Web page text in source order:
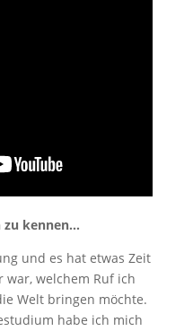
zu kennen…
und es hat etwas Zeit
welchem Ruf ich
Welt bringen möchte.
habe ich mich